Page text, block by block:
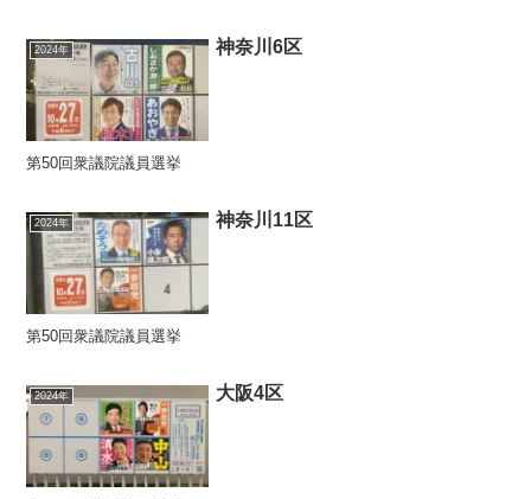
2024年 神奈川6区
第50回衆議院議員選挙
2024年 神奈川11区
第50回衆議院議員選挙
2024年 大阪4区